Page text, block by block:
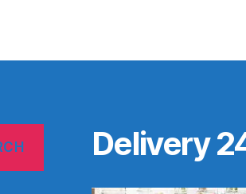
Delivery